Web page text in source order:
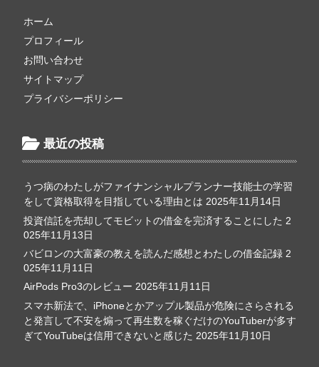
ホーム
プロフィール
お問い合わせ
サイトマップ
プライバシーポリシー
最近の投稿
うつ病のわたしがファイナンシャルプランナー技能士の学習
をして資格取得を目指している理由とは 2025年11月14日
投資信託を売却してモビットの借金を完済することにした 2
025年11月13日
バビロンの大富豪の教えを読んだ感想とわたしの借金記録 2
025年11月11日
AirPods Pro3のレビュー 2025年11月11日
スマホ新法で、iPhoneとかアップル製品が危険にさらされる
と発言して不安を煽って再生数を稼ぐだけのYouTuberが多す
ぎてYouTubeは信用できないと感じた 2025年11月10日